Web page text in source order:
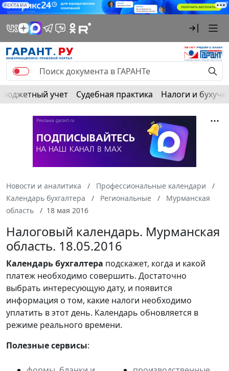
РЕКЛАМА
Бюджетный учет Судебная практика Налоги и
Новости и аналитика
Профессиональные календари
Календарь бухгалтера
Региональные
Мурманская
область
18 мая 2016
Налоговый календарь. Мурманская
область. 18.05.2016
Календарьбухгалтера подскажет, когда и какой
платеж необходимо совершить. Достаточно
выбрать интересующую дату, и появится
информация о том, какие налоги необходимо
уплатить в этот день. Календарь обновляется в
режиме реального времени.
Полезные сервисы: